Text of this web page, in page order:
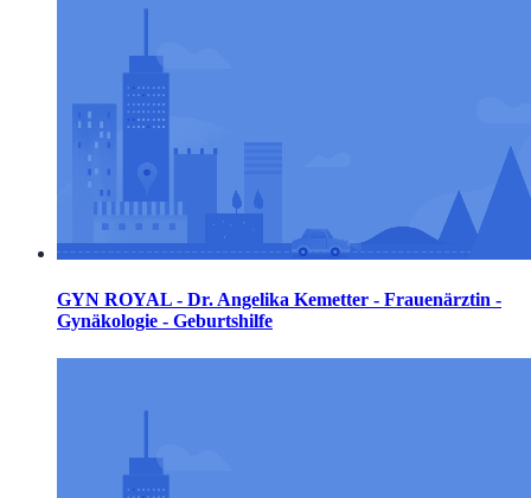
GYN ROYAL - Dr. Angelika Kemetter - Frauenärztin -
Gynäkologie - Geburtshilfe